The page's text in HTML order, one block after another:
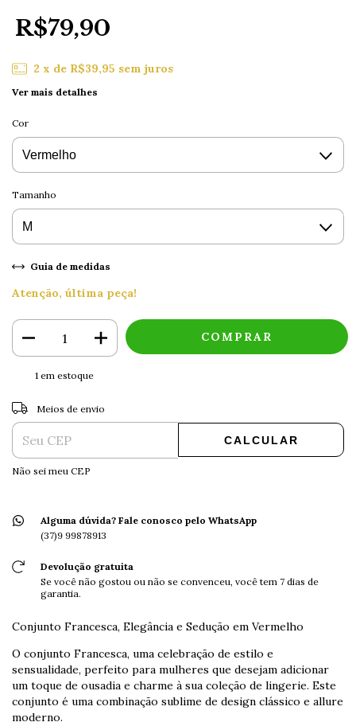
R$79,90
2 x de R$39,95 sem juros
Ver mais detalhes
Cor
Tamanho
Guia de medidas
Atenção, última peça!
1 em estoque
Entregas para o CEP:
Meios de envio
CALCULAR
Não sei meu CEP
Alguma dúvida? Fale conosco pelo WhatsApp
(37)9 99878913
Devolução gratuita
Se você não gostou ou não se convenceu, você tem 7 dias de
garantia.
Conjunto Francesca, Elegância e Sedução em Vermelho
O conjunto Francesca, uma celebração de estilo e
sensualidade, perfeito para mulheres que desejam adicionar
um toque de ousadia e charme à sua coleção de lingerie. Este
conjunto é uma combinação sublime de design clássico e allure
moderno.